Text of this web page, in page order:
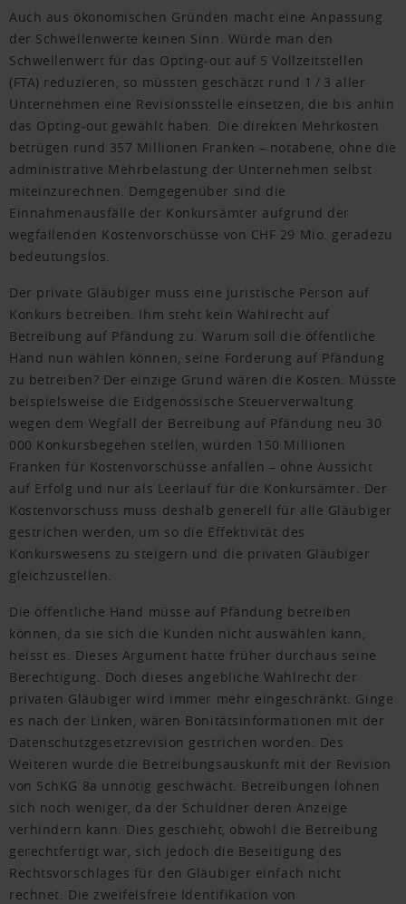
Auch aus ökonomischen Gründen macht eine Anpassung
der Schwellenwerte keinen Sinn. Würde man den
Schwellenwert für das Opting-out auf 5 Vollzeitstellen
(FTA) reduzieren, so müssten geschätzt rund 1 / 3 aller
Unternehmen eine Revisionsstelle einsetzen, die bis anhin
das Opting-out gewählt haben. Die direkten Mehrkosten
betrügen rund 357 Millionen Franken – notabene, ohne die
administrative Mehrbelastung der Unternehmen selbst
miteinzurechnen. Demgegenüber sind die
Einnahmenausfälle der Konkursämter aufgrund der
wegfallenden Kostenvorschüsse von CHF 29 Mio. geradezu
bedeutungslos.
Der private Gläubiger muss eine juristische Person auf
Konkurs betreiben. Ihm steht kein Wahlrecht auf
Betreibung auf Pfändung zu. Warum soll die öffentliche
Hand nun wählen können, seine Forderung auf Pfändung
zu betreiben? Der einzige Grund wären die Kosten. Müsste
beispielsweise die Eidgenössische Steuerverwaltung
wegen dem Wegfall der Betreibung auf Pfändung neu 30
000 Konkursbegehen stellen, würden 150 Millionen
Franken für Kostenvorschüsse anfallen – ohne Aussicht
auf Erfolg und nur als Leerlauf für die Konkursämter. Der
Kostenvorschuss muss deshalb generell für alle Gläubiger
gestrichen werden, um so die Effektivität des
Konkurswesens zu steigern und die privaten Gläubiger
gleichzustellen.
Die öffentliche Hand müsse auf Pfändung betreiben
können, da sie sich die Kunden nicht auswählen kann,
heisst es. Dieses Argument hatte früher durchaus seine
Berechtigung. Doch dieses angebliche Wahlrecht der
privaten Gläubiger wird immer mehr eingeschränkt. Ginge
es nach der Linken, wären ­Bonitätsinformationen mit der
Datenschutzgesetzrevision gestrichen worden. Des
Weiteren wurde die Betreibungsauskunft mit der Revision
von SchKG 8a unnötig geschwächt. Betreibungen lohnen
sich noch weniger, da der Schuldner deren Anzeige
verhindern kann. Dies geschieht, obwohl die Betreibung
gerechtfertigt war, sich jedoch die Beseitigung des
Rechtsvorschlages für den Gläubiger einfach nicht
rechnet. Die zweifelsfreie Identifikation von